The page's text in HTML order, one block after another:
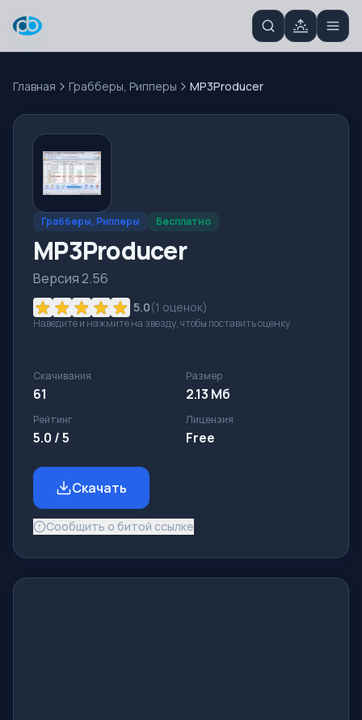
Главная Грабберы, Рипперы MP3Producer
Грабберы, Рипперы Бесплатно
MP3Producer
Версия 2.56
5.0(1 оценок)
Наведите и нажмите на звезду, чтобы поставить оценку
Скачивания
61
Размер
2.13 Мб
Рейтинг
5.0 / 5
Лицензия
Free
Скачать
Сообщить о битой ссылке